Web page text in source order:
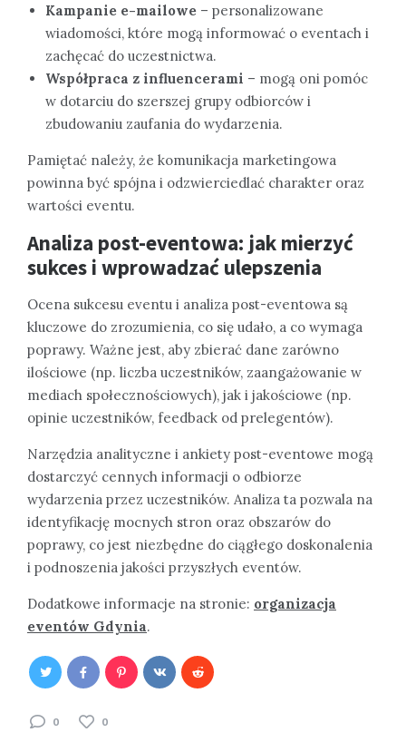
Kampanie e-mailowe – personalizowane
wiadomości, które mogą informować o eventach i
zachęcać do uczestnictwa.
Współpraca z influencerami – mogą oni pomóc
w dotarciu do szerszej grupy odbiorców i
zbudowaniu zaufania do wydarzenia.
Pamiętać należy, że komunikacja marketingowa
powinna być spójna i odzwierciedlać charakter oraz
wartości eventu.
Analiza post-eventowa: jak mierzyć
sukces i wprowadzać ulepszenia
Ocena sukcesu eventu i analiza post-eventowa są
kluczowe do zrozumienia, co się udało, a co wymaga
poprawy. Ważne jest, aby zbierać dane zarówno
ilościowe (np. liczba uczestników, zaangażowanie w
mediach społecznościowych), jak i jakościowe (np.
opinie uczestników, feedback od prelegentów).
Narzędzia analityczne i ankiety post-eventowe mogą
dostarczyć cennych informacji o odbiorze
wydarzenia przez uczestników. Analiza ta pozwala na
identyfikację mocnych stron oraz obszarów do
poprawy, co jest niezbędne do ciągłego doskonalenia
i podnoszenia jakości przyszłych eventów.
Dodatkowe informacje na stronie: organizacja
eventów Gdynia.
0 0